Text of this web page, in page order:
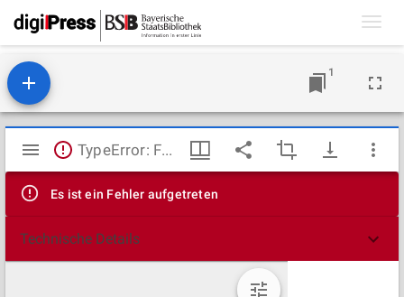
1
Mirador
Viewer
TypeError: Failed to fetch
Es ist ein Fehler aufgetreten
Technische Details